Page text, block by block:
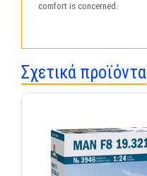
comfort is concerned.
Σχετικά προϊόντα